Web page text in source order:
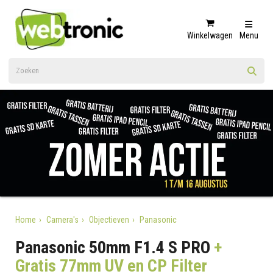
Winkelwagen Menu
Home Camera's Objectieven Panasonic
Panasonic 50mm F1.4 S PRO +
Gratis 77mm UV en CP Filter